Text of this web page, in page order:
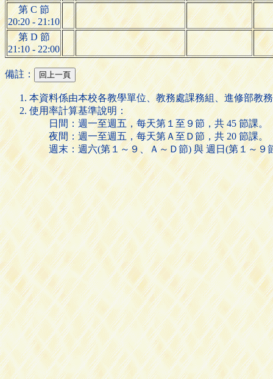
第 C 節
20:20 - 21:10
第 D 節
21:10 - 22:00
備註：
本資料係由本校各教學單位、教務處課務組、進修部教
使用率計算基準說明：
日間：週一至週五，每天第１至９節，共 45 節課。
夜間：週一至週五，每天第Ａ至Ｄ節，共 20 節課。
週末：週六(第１～９、Ａ～Ｄ節) 與 週日(第１～９